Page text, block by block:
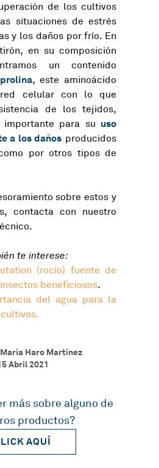
de los cultivos
situaciones de estrés
y los daños por frío. En
en su composición
un contenido
prolina, este aminoácido
celular con lo que
de los tejidos,
para su uso
a los daños producidos
por otros tipos de
sobre estos y
contacta con nuestro
te interese:
(rocío) fuente de
beneficiosos.
del agua para la
Haro Martínez
Abril 2021
más sobre alguno de
productos?
AQUÍ